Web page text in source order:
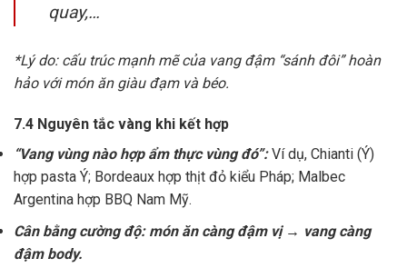
quay,…
*Lý do: cấu trúc mạnh mẽ của vang đậm “sánh đôi” hoàn
hảo với món ăn giàu đạm và béo.
7.4 Nguyên tắc vàng khi kết hợp
“Vang vùng nào hợp ẩm thực vùng đó”:Ví dụ, Chianti (Ý)
hợp pasta Ý; Bordeaux hợp thịt đỏ kiểu Pháp; Malbec
Argentina hợp BBQ Nam Mỹ.
Cân bằng cường độ: món ăn càng đậm vị → vang càng
đậm body.